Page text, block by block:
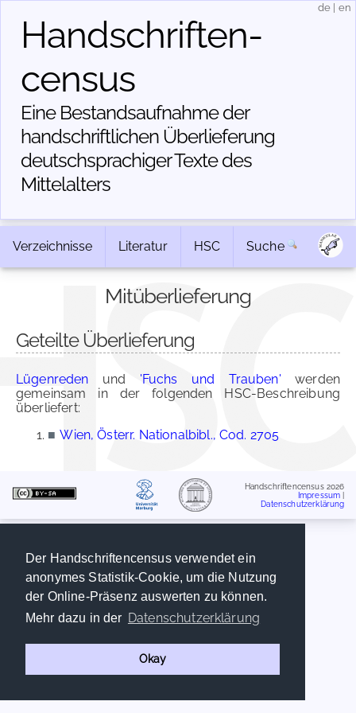
Der Handschriftencensus verwendet ein
anonymes Statistik-Cookie, um die Nutzung
der Online-Präsenz auswerten zu können.
Mehr dazu in der Datenschutzerklärung
Okay
Handschriften­
census
Eine Bestandsaufnahme der
handschriftlichen Über­lieferung
deutschsprachiger Texte des
Mittelalters
de en
Verzeichnisse Literatur HSC Suche
Mitüberlieferung
Geteilte Überlieferung
Lügenreden und 'Fuchs und Trauben' werden
gemeinsam in der folgenden HSC-Beschreibung
überliefert:
■ Wien, Österr. Nationalbibl., Cod. 2705
Handschriftencensus 2026
Impressum
Datenschutzerklärung